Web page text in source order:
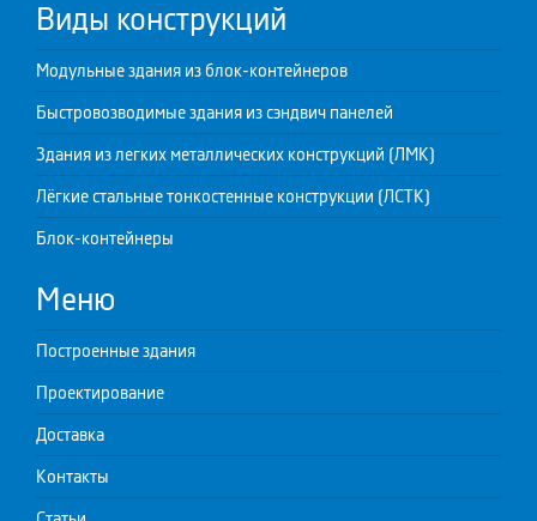
Виды конструкций
Модульные здания из блок-контейнеров
Быстровозводимые здания из сэндвич панелей
Здания из легких металлических конструкций (ЛМК)
Лёгкие стальные тонкостенные конструкции (ЛСТК)
Блок-контейнеры
Меню
Построенные здания
Проектирование
Доставка
Контакты